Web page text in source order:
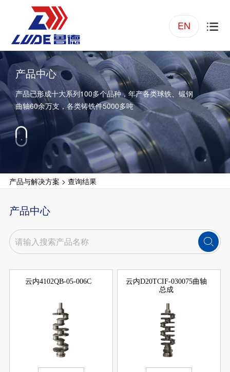

EN
产品中心
产品已形成十大系列100多个品种，年产各类球铁、锻钢
曲轴60余万支，各类铸铁件5000多吨
产品与解决方案 > 查询结果
产品中心

云内4102QB-05-006C
云内D20TCIF-030075曲轴
总成